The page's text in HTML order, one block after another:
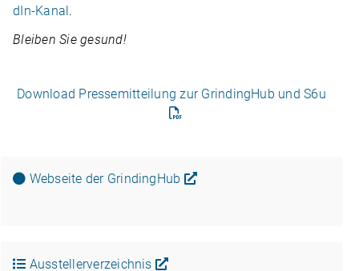
dIn-Kanal.
Blei­ben Sie gesund!
Down­load Pres­se­mit­tei­lung zur Grin­ding­Hub und S6u
Web­seite der GrindingHub
Ausstellerverzeichnis